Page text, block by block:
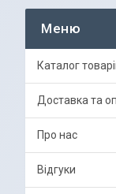
Каталог
Доставка та
Про нас
Відгуки